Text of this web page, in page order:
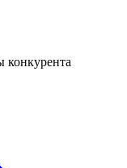
конкурента